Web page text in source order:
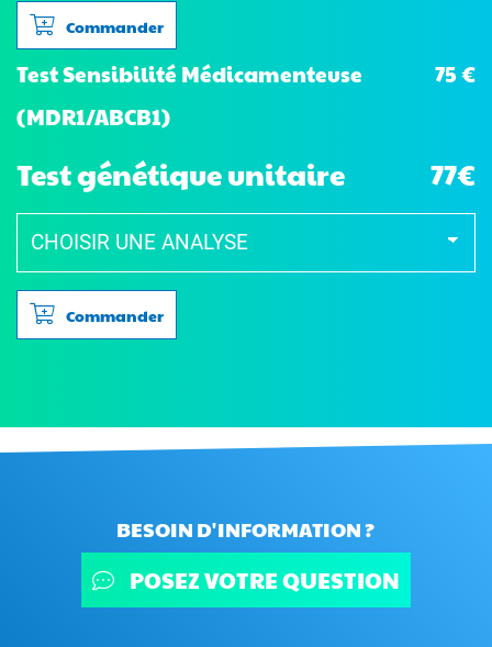
Commander
Test Sensibilité Médicamenteuse
(MDR1/ABCB1)
75 €
Test génétique unitaire 77€
Commander
BESOIN D'INFORMATION ?
POSEZ VOTRE QUESTION